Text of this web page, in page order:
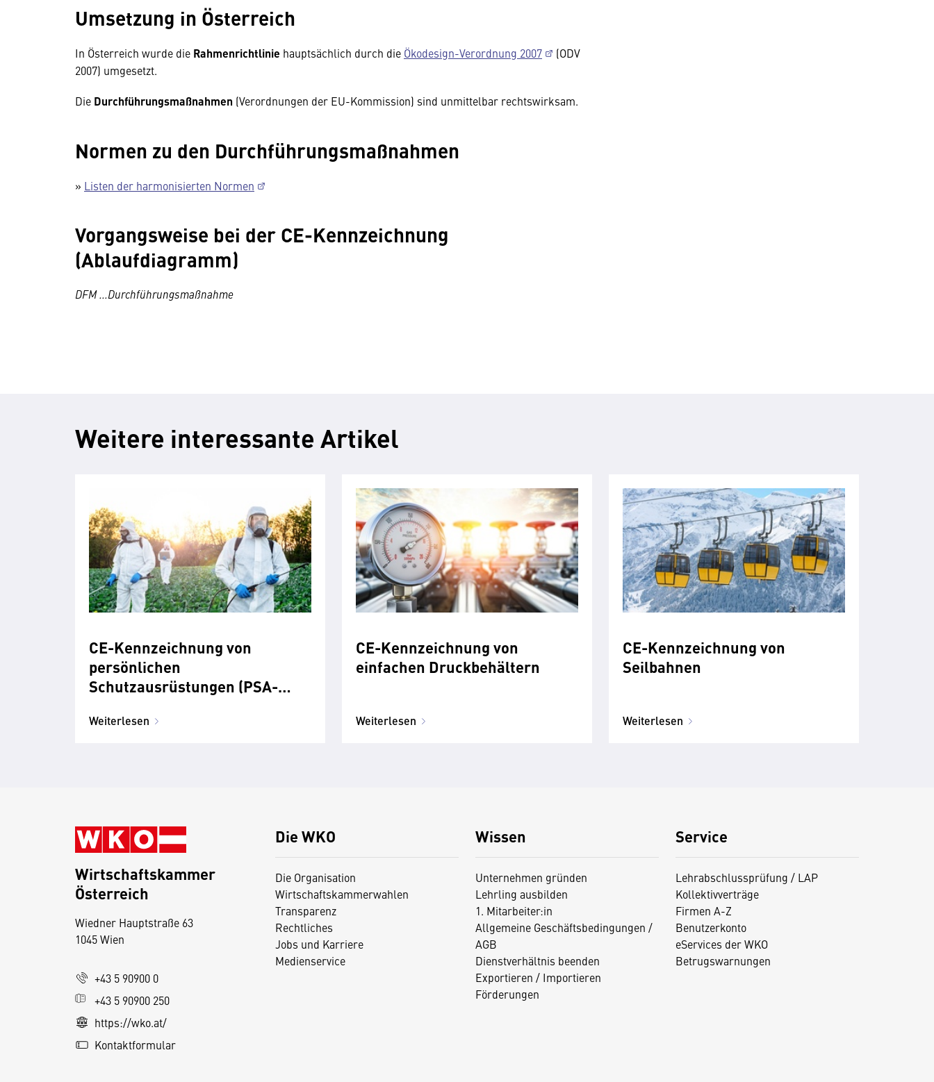
Umsetzung in Österreich
In Österreich wurde die Rahmenrichtlinie hauptsächlich durch die Ökodesign-Verordnung 2007
(ODV
2007) umgesetzt.
Die Durchführungsmaßnahmen (Verordnungen der EU-Kommission) sind unmittelbar rechtswirksam.
Normen zu den Durchführungsmaßnahmen
» Listen der harmonisierten Normen
Vorgangsweise bei der CE-Kennzeichnung
(Ablaufdiagramm)
DFM ...Durchführungsmaßnahme
Weitere interessante Artikel
CE-Kennzeichnung von
persönlichen
Schutzausrüstungen (PSA-
Weiterlesen
CE-Kennzeichnung von
einfachen Druckbehältern
Weiterlesen
CE-Kennzeichnung von
Seilbahnen
Weiterlesen
Die WKO
Die Organisation
Wirtschaftskammerwahlen
Transparenz
Rechtliches
Jobs und Karriere
Medienservice
Wissen
Unternehmen gründen
Lehrling ausbilden
1. Mitarbeiter:in
Allgemeine Geschäftsbedingungen /
AGB
Dienstverhältnis beenden
Exportieren / Importieren
Förderungen
Service
Lehrabschlussprüfung / LAP
Kollektivverträge
Firmen A-Z
Benutzerkonto
eServices der WKO
Betrugswarnungen
Wirtschaftskammer
Österreich
Wiedner Hauptstraße 63
1045 Wien
+43 5 90900 0
+43 5 90900 250
https://wko.at/
Kontaktformular